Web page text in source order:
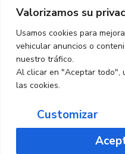
Valorizamos su
Usamos cookies para
vehicular anuncios o
nuestro tráfico.
Al clicar en "Aceptar todo",
las cookies.
Customizar
Reservados
Español